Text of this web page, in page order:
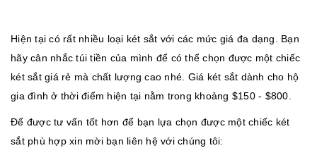
Hiện tại có rất nhiều loại két sắt với các mức giá đa dạng. Bạn
hãy cân nhắc túi tiền của mình để có thể chọn được một chiếc
két sắt giá rẻ mà chất lượng cao nhé. Giá két sắt dành cho hộ
gia đình ở thời điểm hiện tại nằm trong khoảng $150 - $800.
Để được tư vấn tốt hơn để bạn lựa chọn được một chiếc két
sắt phù hợp xin mời bạn liên hệ với chúng tôi: